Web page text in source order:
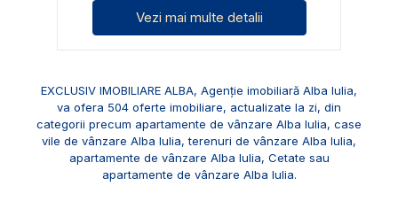
Vezi mai multe detalii
EXCLUSIV IMOBILIARE ALBA, Agenție imobiliară Alba Iulia,
va ofera 504 oferte imobiliare, actualizate la zi, din
categorii precum apartamente de vânzare Alba Iulia, case
vile de vânzare Alba Iulia,terenuri de vânzare Alba Iulia,
apartamente de vânzare Alba Iulia, Cetate sau
apartamente de vânzare Alba Iulia.